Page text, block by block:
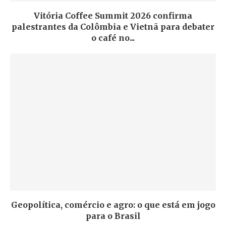
Vitória Coffee Summit 2026 confirma
palestrantes da Colômbia e Vietnã para debater
o café no...
Geopolítica, comércio e agro: o que está em jogo
para o Brasil